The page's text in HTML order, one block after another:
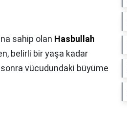
sahip olan Hasbullah
belirli bir yaşa kadar
vücudundaki büyüme